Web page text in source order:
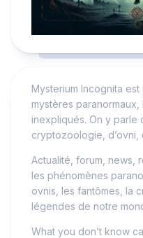
Mysterium Incognita
mystères
inexpliqués. On y parle
cryptozoologie, d’ovni,
Actualité, forum, news,
les phénomènes
ovnis, les fantômes, la
légendes de notre
What you don’t know